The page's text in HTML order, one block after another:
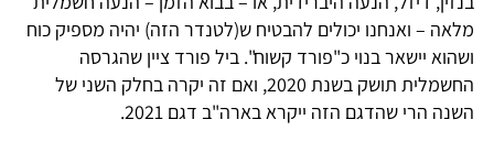
מלאה – ואנחנו יכולים להבטיח ש(לטנדר הזה) יהיה מספיק כוח
ושהוא יישאר בנוי כ"פורד קשוח". ביל פורד ציין שהגרסה
החשמלית תושק בשנת 2020, ואם זה יקרה בחלק השני של
השנה הרי שהדגם הזה ייקרא בארה"ב דגם 2021.